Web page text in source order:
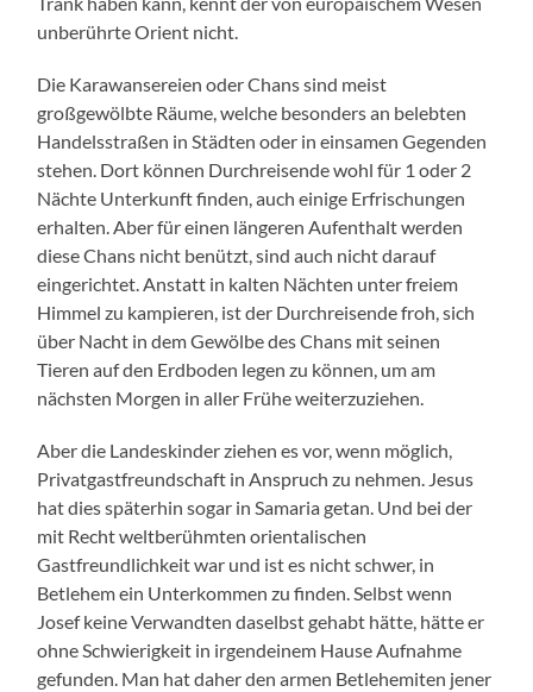
unberührte Orient nicht.
Die Karawansereien oder Chans sind meist
großgewölbte Räume, welche besonders an belebten
Handelsstraßen in Städten oder in einsamen Gegenden
stehen. Dort können Durchreisende wohl für 1 oder 2
Nächte Unterkunft finden, auch einige Erfrischungen
erhalten. Aber für einen längeren Aufenthalt werden
diese Chans nicht benützt, sind auch nicht darauf
eingerichtet. Anstatt in kalten Nächten unter freiem
Himmel zu kampieren, ist der Durchreisende froh, sich
über Nacht in dem Gewölbe des Chans mit seinen
Tieren auf den Erdboden legen zu können, um am
nächsten Morgen in aller Frühe weiterzuziehen.
Aber die Landeskinder ziehen es vor, wenn möglich,
Privatgastfreundschaft in Anspruch zu nehmen. Jesus
hat dies späterhin sogar in Samaria getan. Und bei der
mit Recht weltberühmten orientalischen
Gastfreundlichkeit war und ist es nicht schwer, in
Betlehem ein Unterkommen zu finden. Selbst wenn
Josef keine Verwandten daselbst gehabt hätte, hätte er
ohne Schwierigkeit in irgendeinem Hause Aufnahme
gefunden. Man hat daher den armen Betlehemiten jener